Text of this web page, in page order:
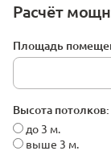
Расчёт
Площадь
Высота потолков:
до 3 м.
выше 3 м.